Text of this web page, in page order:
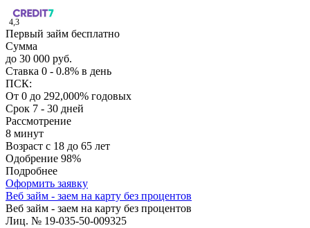
4,3
Первый займ бесплатно
Сумма
до 30 000 руб.
Ставка 0 - 0.8% в день
ПСК:
От 0 до 292,000% годовых
Срок 7 - 30 дней
Рассмотрение
8 минут
Возраст с 18 до 65 лет
Одобрение 98%
Подробнее
Оформить заявку
Веб займ - заем на карту без процентов
Веб займ - заем на карту без процентов
Лиц. № 19-035-50-009325